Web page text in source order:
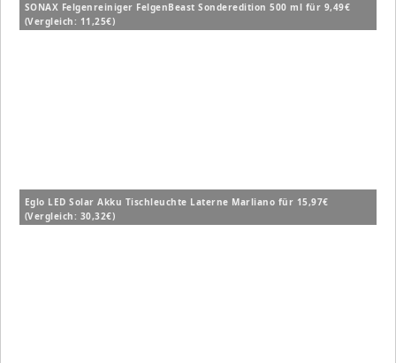
SONAX Felgenreiniger FelgenBeast Sonderedition 500 ml für 9,49€
(Vergleich: 11,25€)
Eglo LED Solar Akku Tischleuchte Laterne Marliano für 15,97€
(Vergleich: 30,32€)